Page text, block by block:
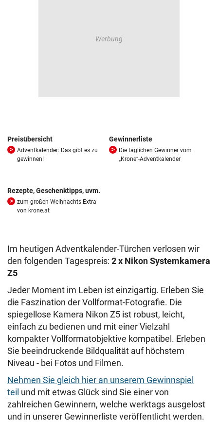
Preisübersicht
Adventkalender: Das gibt es zu
gewinnen!
Gewinnerliste
Die täglichen Gewinner vom
„Krone“-Adventkalender
Rezepte, Geschenktipps, uvm.
zum großen Weihnachts-Extra
von krone.at
Im heutigen Adventkalender-Türchen verlosen wir
den folgenden Tagespreis: 2 x Nikon Systemkamera
Z5
Jeder Moment im Leben ist einzigartig. Erleben Sie
die Faszination der Vollformat-Fotografie. Die
spiegellose Kamera Nikon Z5 ist robust, leicht,
einfach zu bedienen und mit einer Vielzahl
kompakter Vollformatobjektive kompatibel. Erleben
Sie beeindruckende Bildqualität auf höchstem
Niveau - bei Fotos und Filmen.
Nehmen Sie gleich hier an unserem Gewinnspiel
teil und mit etwas Glück sind Sie einer von
zahlreichen Gewinnern, welche werktags ausgelost
und in unserer Gewinnerliste veröffentlicht werden.